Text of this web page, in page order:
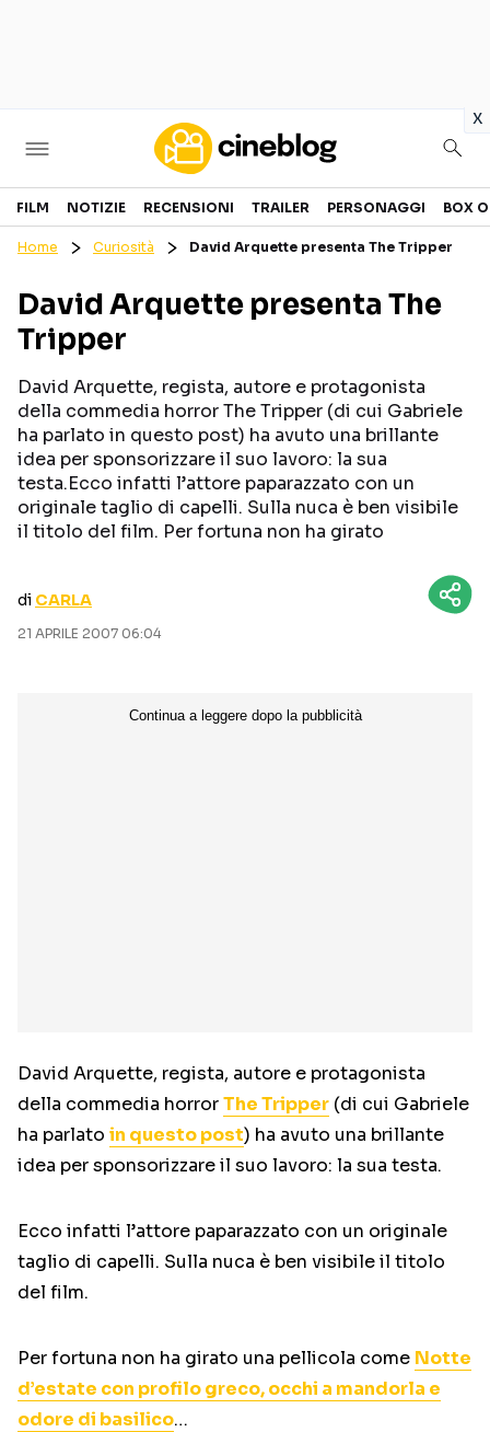
x
Cinema
GENERI
PERSONAGGI
CANALI STREAMING
Categorie
NOTIZIE
CURIOSITÀ
TRAILER
BOX OFFICE
FILM NOTIZIE RECENSIONI TRAILER PERSONAGGI BOX
Home Curiosità David Arquette presenta The Tripper
David Arquette presenta The
Tripper
David Arquette, regista, autore e protagonista
della commedia horror The Tripper (di cui Gabriele
ha parlato in questo post) ha avuto una brillante
idea per sponsorizzare il suo lavoro: la sua
testa.Ecco infatti l’attore paparazzato con un
originale taglio di capelli. Sulla nuca è ben visibile
il titolo del film. Per fortuna non ha girato
di CARLA
21 APRILE 2007 06:04
David Arquette, regista, autore e protagonista
della commedia horrorThe Tripper (di cui Gabriele
ha parlato in questo post) ha avuto una brillante
idea per sponsorizzare il suo lavoro: la sua testa.
Ecco infatti l’attore paparazzato con un originale
taglio di capelli. Sulla nuca è ben visibile il titolo
del film.
Per fortuna non ha girato una pellicola come Notte
d’estate con profilo greco, occhi a mandorla e
odore di basilico…